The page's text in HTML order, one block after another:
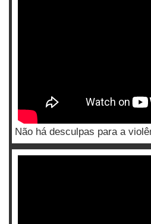
Não há desculpas para a